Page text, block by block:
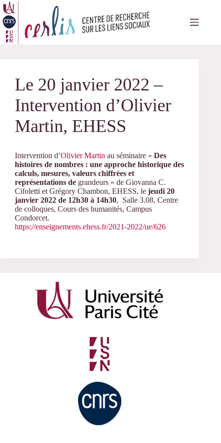
Passer
au
contenu
Le 20 janvier 2022 –
Intervention d’Olivier
Martin, EHESS
Intervention d’Olivier Martin au séminaire « Des
histoires de nombres : une approche historique des
calculs, mesures, valeurs chiffrées et
représentations de grandeurs » de Giovanna C.
Cifoletti et Grégory Chambon, EHESS, le jeudi 20
janvier 2022 de 12h30 à 14h30, Salle 3.08, Centre
de colloques, Cours des humanités, Campus
Condorcet.
https://enseignements.ehess.fr/2021-2022/ue/626